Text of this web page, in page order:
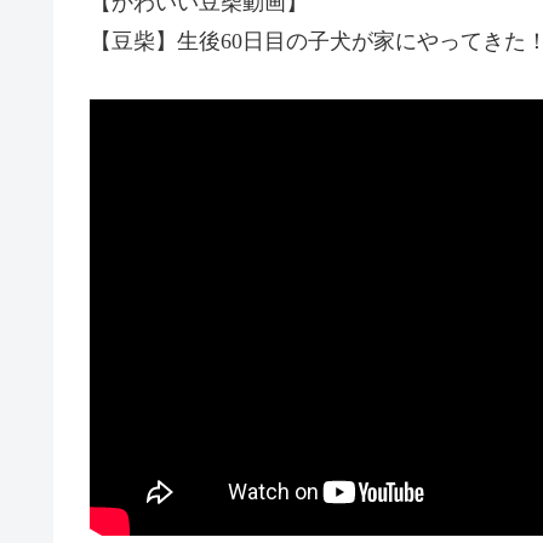
【豆柴】生後60日目の子犬が家にやってきた